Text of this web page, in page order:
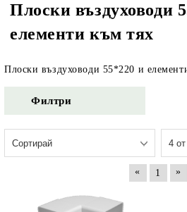
Плоски въздуховоди
елементи към тях
Плоски въздуховоди 55*220 и
Филтри
« 1 »